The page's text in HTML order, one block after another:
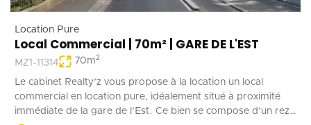
Location Pure
Local Commercial | 70m² | GARE DE L'EST
MZ1-11314 70m2
Le cabinet Realty’z vous propose à la location un local
commercial en location pure, idéalement situé à proximité
immédiate de la gare de l’Est. Ce bien se compose d’un rez-